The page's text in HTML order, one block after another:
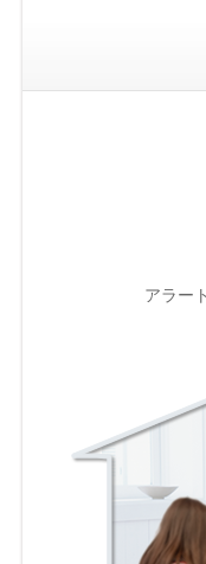
アラー